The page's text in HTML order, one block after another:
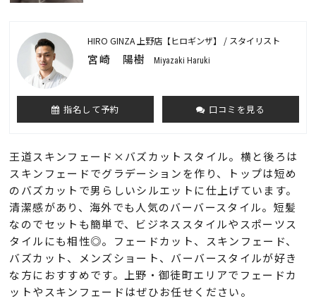
HIRO GINZA 上野店【ヒロギンザ】 / スタイリスト
宮崎 陽樹 Miyazaki Haruki
指名して予約 口コミを見る
王道スキンフェード×バズカットスタイル。横と後ろは
スキンフェードでグラデーションを作り、トップは短め
のバズカットで男らしいシルエットに仕上げています。
清潔感があり、海外でも人気のバーバースタイル。短髪
なのでセットも簡単で、ビジネススタイルやスポーツス
タイルにも相性◎。フェードカット、スキンフェード、
バズカット、メンズショート、バーバースタイルが好き
な方におすすめです。上野・御徒町エリアでフェードカ
ットやスキンフェードはぜひお任せください。